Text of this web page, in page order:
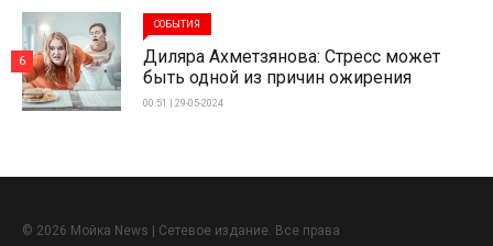
СОБЫТИЯ
Диляра Ахметзянова: Стресс может
быть одной из причин ожирения
00:51 | 29-05-2024
6
© 2026 Мойка News | Сетевое издание. Все права